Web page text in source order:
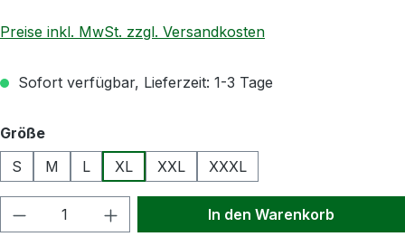
Preise inkl. MwSt. zzgl. Versandkosten
Sofort verfügbar, Lieferzeit: 1-3 Tage
Größeauswählen
S
M L XL XXL XXXL
Produkt Anzahl: Gib den gewünschten
In den Warenkorb